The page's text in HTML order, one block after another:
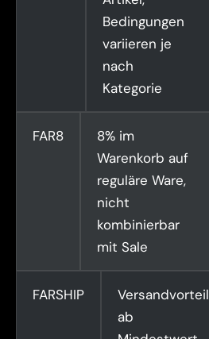
Bedingungen
variieren je
nach
Kategorie
FAR8
8% im
Warenkorb auf
reguläre Ware,
nicht
kombinierbar
mit Sale
FARSHIP
Versandvorteil
ab